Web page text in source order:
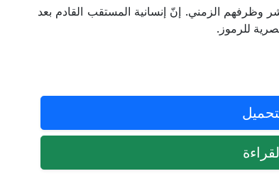
وظرفهم الزمني. إنّ إنسانية المستقب القادم بعد
للرموز.